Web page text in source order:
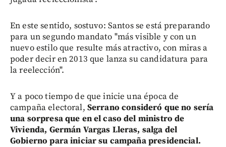
En este sentido, sostuvo: Santos se está preparando
para un segundo mandato "más visible y con un
nuevo estilo que resulte más atractivo, con miras a
poder decir en 2013 que lanza su candidatura para
la reelección".
Y a poco tiempo de que inicie una época de
campaña electoral, Serrano consideró que no sería
una sorpresa que en el caso del ministro de
Vivienda, Germán Vargas Lleras, salga del
Gobierno para iniciar su campaña presidencial.